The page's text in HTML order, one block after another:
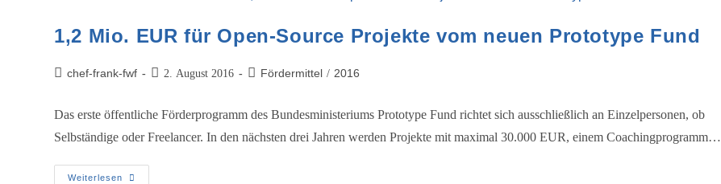
1,2 Mio. EUR für Open-Source Projekte vom neuen Prototype Fund
chef-frank-fwf 2. August 2016 Fördermittel / 2016
Das erste öffentliche Förderprogramm des Bundesministeriums Prototype Fund richtet sich ausschließlich an Einzelpersonen, ob
Selbständige oder Freelancer. In den nächsten drei Jahren werden Projekte mit maximal 30.000 EUR, einem Coachingprogramm…
Weiterlesen